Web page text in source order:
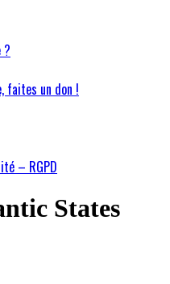
?
faites un don !
– RGPD
States